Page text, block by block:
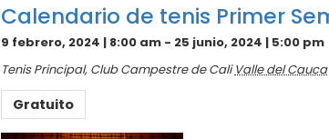
Calendario de tenis Primer
9 febrero, 2024 | 8:00 am - 25 junio, 2024 | 5:00 pm
Tenis Principal, Club Campestre de Cali Valle del Cauca
Gratuito